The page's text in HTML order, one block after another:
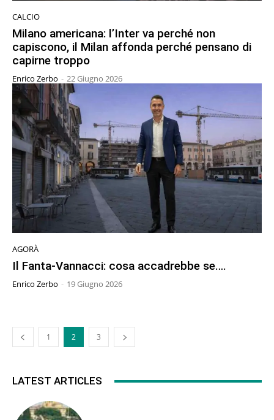
CALCIO
Milano americana: l’Inter va perché non
capiscono, il Milan affonda perché pensano di
capirne troppo
Enrico Zerbo - 22 Giugno 2026
AGORÀ
Il Fanta-Vannacci: cosa accadrebbe se….
Enrico Zerbo - 19 Giugno 2026
1 2 3
LATEST ARTICLES